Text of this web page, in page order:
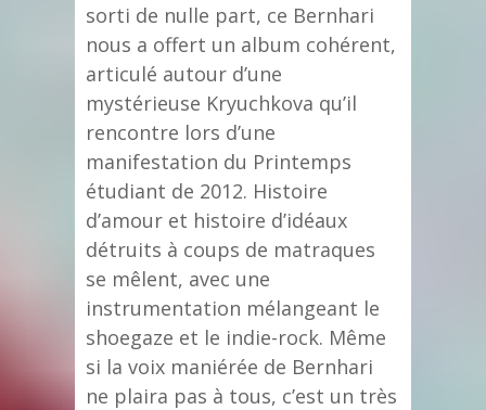
sorti de nulle part, ce Bernhari
nous a offert un album cohérent,
articulé autour d’une
mystérieuse Kryuchkova qu’il
rencontre lors d’une
manifestation du Printemps
étudiant de 2012. Histoire
d’amour et histoire d’idéaux
détruits à coups de matraques
se mêlent, avec une
instrumentation mélangeant le
shoegaze et le indie-rock. Même
si la voix maniérée de Bernhari
ne plaira pas à tous, c’est un très